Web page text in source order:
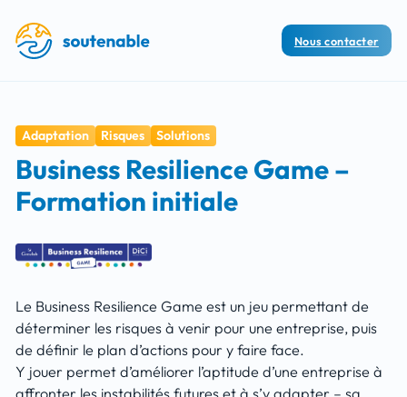
Nous contacter
Adaptation Risques Solutions
Business Resilience Game –
Formation initiale
Le Business Resilience Game est un jeu permettant de
déterminer les risques à venir pour une entreprise, puis
de définir le plan d’actions pour y faire face.
Y jouer permet d’améliorer l’aptitude d’une entreprise à